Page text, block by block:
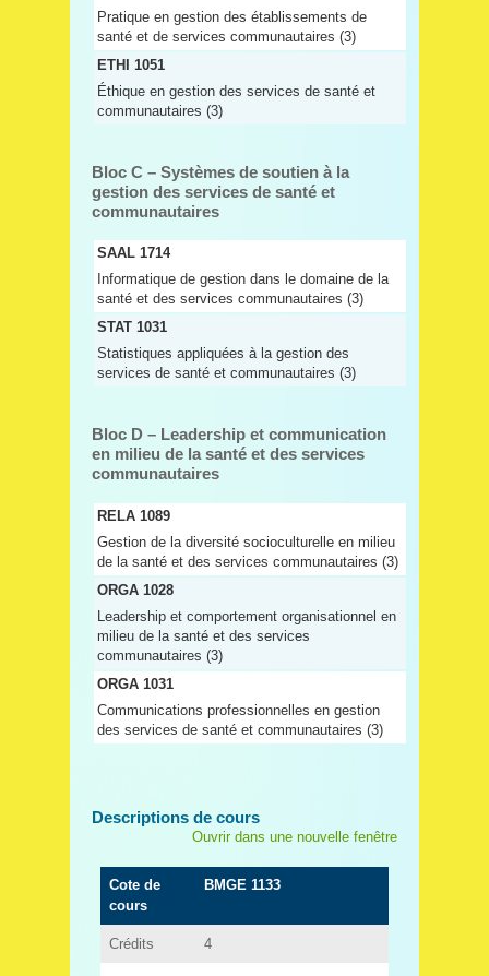
Pratique en gestion des établissements de
santé et de services communautaires (3)
ETHI 1051
Éthique en gestion des services de santé et
communautaires (3)
Bloc C – Systèmes de soutien à la
gestion des services de santé et
communautaires
SAAL 1714
Informatique de gestion dans le domaine de la
santé et des services communautaires (3)
STAT 1031
Statistiques appliquées à la gestion des
services de santé et communautaires (3)
Bloc D – Leadership et communication
en milieu de la santé et des services
communautaires
RELA 1089
Gestion de la diversité socioculturelle en milieu
de la santé et des services communautaires (3)
ORGA 1028
Leadership et comportement organisationnel en
milieu de la santé et des services
communautaires (3)
ORGA 1031
Communications professionnelles en gestion
des services de santé et communautaires (3)
Descriptions de cours
Ouvrir dans une nouvelle fenêtre